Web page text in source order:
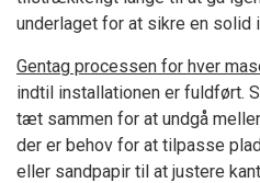
underlaget for at sikre en solid
Gentag processen for hver
indtil installationen er fuldført.
tæt sammen for at undgå
der er behov for at tilpasse
eller sandpapir til at justere